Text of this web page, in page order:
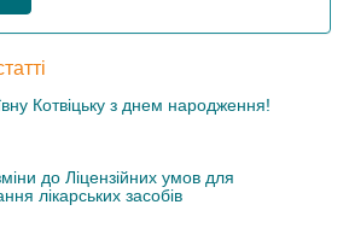
Котвіцьку з днем народження!
до Ліцензійних умов для
лікарських засобів